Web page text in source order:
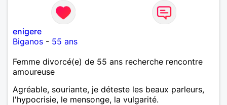
enigere
Biganos - 55 ans
Femme divorcé(e) de 55 ans recherche rencontre
amoureuse
Agréable, souriante, je déteste les beaux parleurs,
l'hypocrisie, le mensonge, la vulgarité.